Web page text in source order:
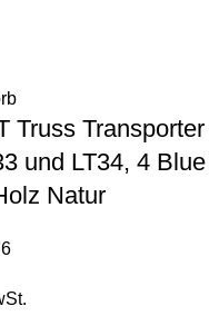
Truss
und LT34, 4
Natur